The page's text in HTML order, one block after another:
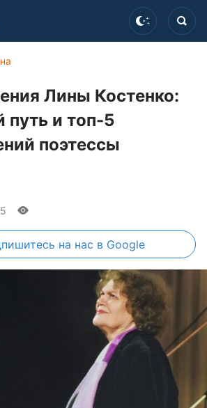
Лины Костенко:
путь и топ-5
поэтессы
на нас в Google